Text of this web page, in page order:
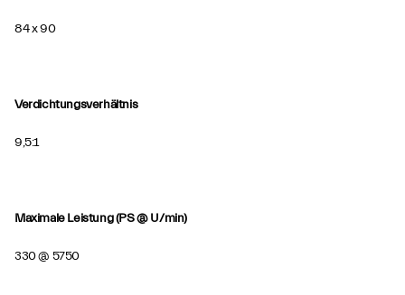
84 x 90
Verdichtungsverhältnis
9,5:1
Maximale Leistung (PS @ U/min)
330 @ 5750